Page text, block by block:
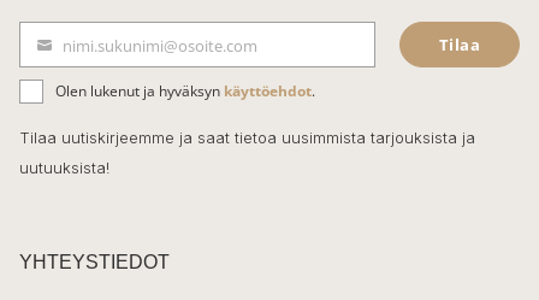
e
b
o
o
k
ä
h
k
t
nimi.sukunimi@osoite.com Tilaa
Olen lukenut ja hyväksyn käyttöehdot.
Tilaa uutiskirjeemme ja saat tietoa uusimmista tarjouksista ja
uutuuksista!
YHTEYSTIEDOT